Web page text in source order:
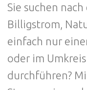
Sie suchen
Billigstrom,
einfach nur
oder im
durchführen?